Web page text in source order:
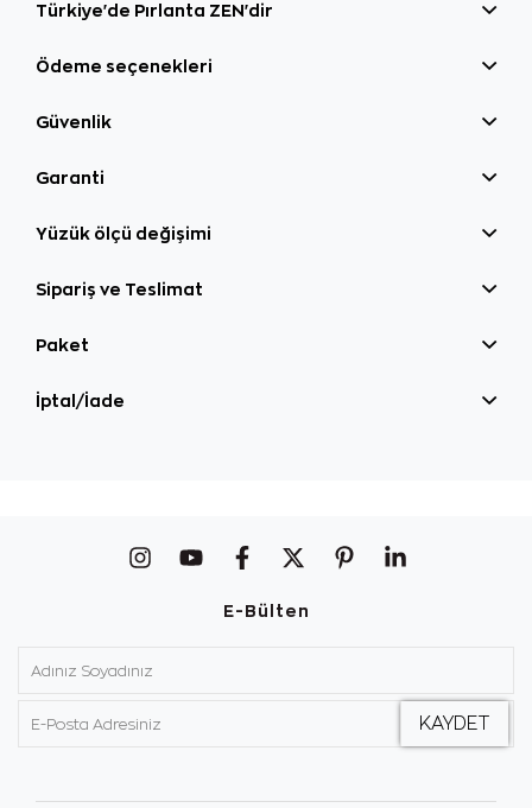
Türkiye'de Pırlanta ZEN'dir
Ödeme seçenekleri
Güvenlik
Garanti
Yüzük ölçü değişimi
Sipariş ve Teslimat
Paket
İptal/İade
E-Bülten